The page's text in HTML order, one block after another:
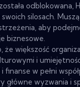
odblokowana,
silosach.
aby
biznesowe.
że większość
i
finanse w pełni
główne wyzwania i